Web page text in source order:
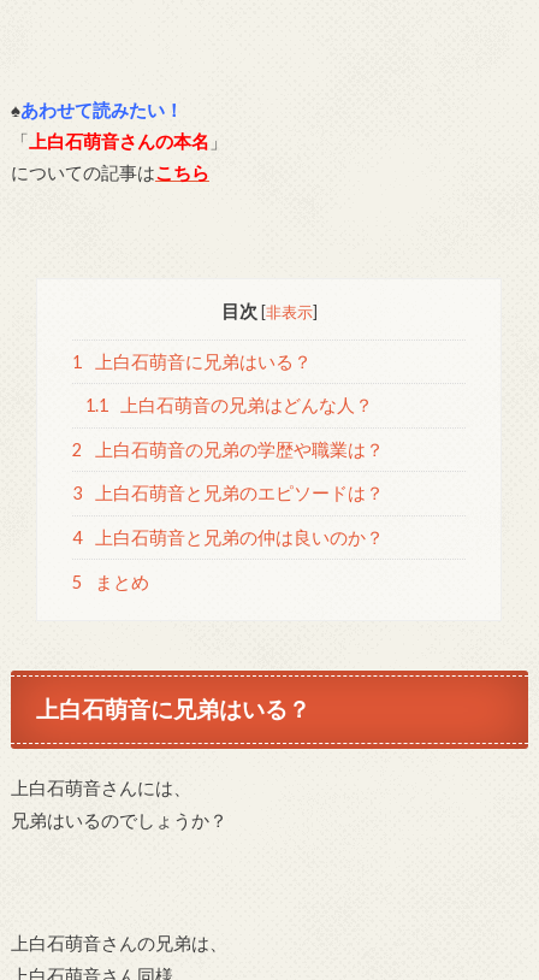
♠あわせて読みたい！
「 上白石萌音さんの本名 」
についての記事はこちら
目次 [非表示]
1 上白石萌音に兄弟はいる？
1.1 上白石萌音の兄弟はどんな人？
2 上白石萌音の兄弟の学歴や職業は？
3 上白石萌音と兄弟のエピソードは？
4 上白石萌音と兄弟の仲は良いのか？
5 まとめ
上白石萌音に兄弟はいる？
上白石萌音さんには、
兄弟はいるのでしょうか？
上白石萌音さんの兄弟は、